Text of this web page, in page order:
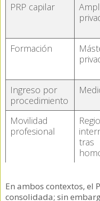
PRP capilar
Formación
Ingreso por
procedimiento
Movilidad
profesional
tras
En ambos contextos, el
consolidada; sin